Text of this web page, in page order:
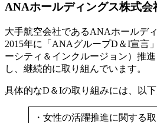
ANAホールディングス株式会
大手航空会社であるANAホールデ
2015年に「ANAグループD＆I宣言
ーシティ＆インクルージョン）推
し、継続的に取り組んでいます。
具体的なD＆Iの取り組みには、以下
・女性の活躍推進に関する